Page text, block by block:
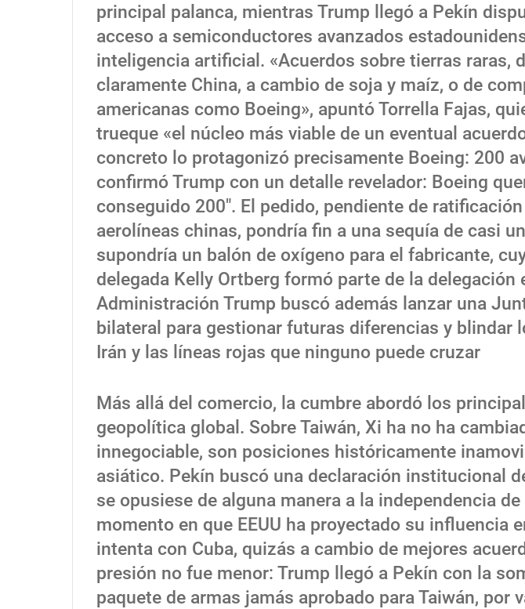
principal palanca, mientras Trump llegó a Pekín
acceso a semiconductores avanzados
inteligencia artificial. «Acuerdos sobre tierras raras,
claramente China, a cambio de soja y maíz, o de
americanas como Boeing», apuntó Torrella Fajas,
trueque «el núcleo más viable de un eventual
concreto lo protagonizó precisamente Boeing: 200
confirmó Trump con un detalle revelador: Boeing
conseguido 200″. El pedido, pendiente de
aerolíneas chinas, pondría fin a una sequía de casi
supondría un balón de oxígeno para el fabricante,
delegada Kelly Ortberg formó parte de la delegación
Administración Trump buscó además lanzar una
bilateral para gestionar futuras diferencias y blindar
Irán y las líneas rojas que ninguno puede cruzar
Más allá del comercio, la cumbre abordó los
geopolítica global. Sobre Taiwán, Xi ha no ha
innegociable, son posiciones históricamente
asiático. Pekín buscó una declaración institucional
se opusiese de alguna manera a la independencia
momento en que EEUU ha proyectado su influencia
intenta con Cuba, quizás a cambio de mejores
presión no fue menor: Trump llegó a Pekín con la
paquete de armas jamás aprobado para Taiwán, por